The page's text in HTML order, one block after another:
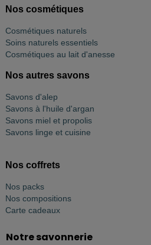
Nos cosmétiques
Cosmétiques naturels
Soins naturels essentiels
Cosmétiques au lait d'anesse
Nos autres savons
Savons d'alep
Savons à l'huile d'argan
Savons miel et propolis
Savons linge et cuisine
Nos coffrets
Nos packs
Nos compositions
Carte cadeaux
Notre savonnerie